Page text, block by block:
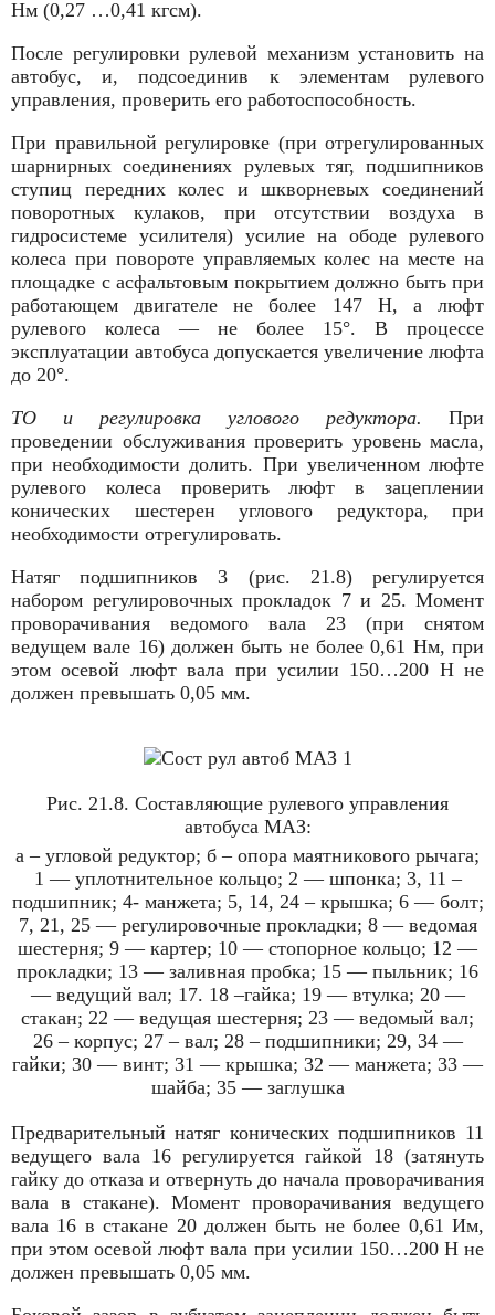
Нм (0,27 …0,41 кгсм).
После регулировки рулевой механизм установить на
автобус, и, подсоединив к элементам рулевого
управления, проверить его работоспособность.
При правильной регулировке (при отрегулированных
шарнирных соединениях рулевых тяг, подшипников
ступиц передних колес и шкворневых соединений
поворотных кулаков, при отсутствии воздуха в
гидросистеме усилителя) усилие на ободе рулевого
колеса при повороте управляемых колес на месте на
площадке с асфальтовым покрытием должно быть при
работающем двигателе не более 147 Н, а люфт
рулевого колеса — не более 15°. В процессе
эксплуатации автобуса допускается увеличение люфта
до 20°.
ТО и регулировка
углового редуктора. При
проведении обслуживания проверить уровень масла,
при необходимости долить. При увеличенном люфте
рулевого колеса проверить люфт в зацеплении
конических шестерен углового редуктора, при
необходимости отрегулировать.
Натяг подшипников 3 (рис. 21.8) регулируется
набором регулировочных про­кладок 7 и 25. Момент
проворачивания ведомого вала 23 (при снятом
ведущем вале 16) должен быть не более 0,61 Нм, при
этом осевой люфт вала при усилии 150…200 Н не
должен превышать 0,05 мм.
Рис. 21.8. Составляющие рулевого управления
автобуса МАЗ:
а – угловой редуктор; б – опора маятникового рычага;
1 — уплотнительное кольцо; 2 — шпонка; 3, 11 –
подшипник; 4- манжета; 5, 14, 24 – крышка; 6 — болт;
7, 21, 25 — регулировочные проклад­ки; 8 — ведомая
шестерня; 9 — картер; 10 — стопорное кольцо; 12 —
прокладки; 13 — заливная пробка; 15 — пыльник; 16
— ведущий вал; 17. 18 –гайка; 19 — втулка; 20 —
стакан; 22 — ведущая шестерня; 23 — ведомый вал;
26 – корпус; 27 – вал; 28 – подшипники; 29, 34 —
гайки; 30 — винт; 31 — крышка; 32 — манжета; 33 —
шайба; 35 — заглушка
Предварительный натяг конических подшипников 11
ведущего вала 16 регулируется гайкой 18 (затянуть
гайку до отказа и отвернуть до начала проворачивания
вала в стакане). Момент проворачивания ведущего
вала 16 в стакане 20 должен быть не более 0,61 Им,
при этом осевой люфт вала при усилии 150…200 Н не
должен превышать 0,05 мм.